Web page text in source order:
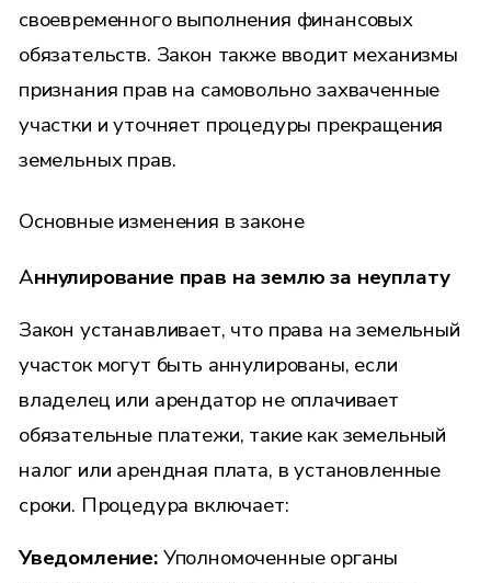
своевременного выполнения финансовых
обязательств. Закон также вводит механизмы
признания прав на самовольно захваченные
участки и уточняет процедуры прекращения
земельных прав.
Основные изменения в законе
Аннулирование прав на землю за неуплату
Закон устанавливает, что права на земельный
участок могут быть аннулированы, если
владелец или арендатор не оплачивает
обязательные платежи, такие как земельный
налог или арендная плата, в установленные
сроки. Процедура включает:
Уведомление:Уполномоченные органы